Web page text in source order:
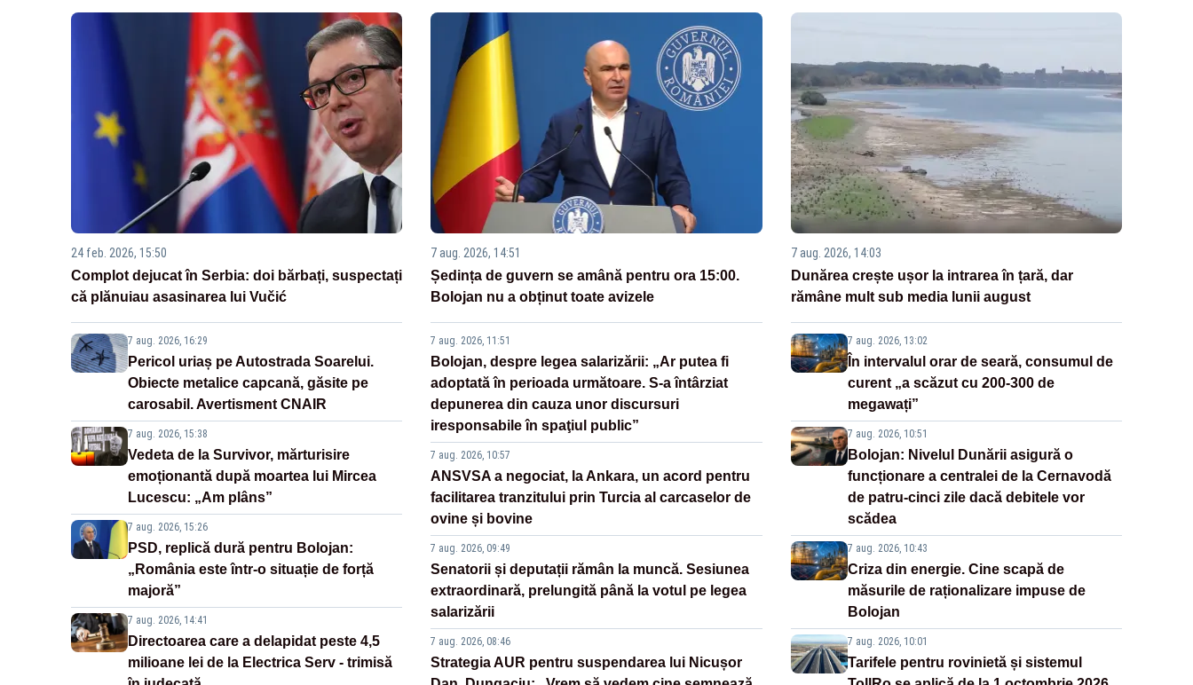
24 feb. 2026, 15:50
Complot dejucat în Serbia: doi bărbați, suspectați
că plănuiau asasinarea lui Vučić
7 aug. 2026, 16:29
Pericol uriaș pe Autostrada Soarelui.
Obiecte metalice capcană, găsite pe
carosabil. Avertisment CNAIR
7 aug. 2026, 15:38
Vedeta de la Survivor, mărturisire
emoționantă după moartea lui Mircea
Lucescu: „Am plâns”
7 aug. 2026, 15:26
PSD, replică dură pentru Bolojan:
„România este într-o situație de forță
majoră”
7 aug. 2026, 14:41
Directoarea care a delapidat peste 4,5
milioane lei de la Electrica Serv - trimisă
7 aug. 2026, 14:51
Ședința de guvern se amână pentru ora 15:00.
Bolojan nu a obținut toate avizele
7 aug. 2026, 11:51
Bolojan, despre legea salarizării: „Ar putea fi
adoptată în perioada următoare. S-a întârziat
depunerea din cauza unor discursuri
iresponsabile în spaţiul public”
7 aug. 2026, 10:57
ANSVSA a negociat, la Ankara, un acord pentru
facilitarea tranzitului prin Turcia al carcaselor de
ovine și bovine
7 aug. 2026, 09:49
Senatorii și deputații rămân la muncă. Sesiunea
extraordinară, prelungită până la votul pe legea
salarizării
7 aug. 2026, 08:46
Strategia AUR pentru suspendarea lui Nicușor
7 aug. 2026, 14:03
Dunărea crește ușor la intrarea în țară, dar
rămâne mult sub media lunii august
7 aug. 2026, 13:02
În intervalul orar de seară, consumul de
curent „a scăzut cu 200-300 de
megawați”
7 aug. 2026, 10:51
Bolojan: Nivelul Dunării asigură o
funcționare a centralei de la Cernavodă
de patru-cinci zile dacă debitele vor
scădea
7 aug. 2026, 10:43
Criza din energie. Cine scapă de
măsurile de raționalizare impuse de
Bolojan
7 aug. 2026, 10:01
Tarifele pentru rovinietă și sistemul